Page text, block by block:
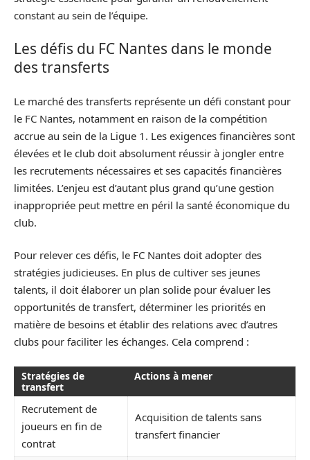
constant au sein de l’équipe.
Les défis du FC Nantes dans le monde
des transferts
Le marché des transferts représente un défi constant pour
le FC Nantes, notamment en raison de la compétition
accrue au sein de la Ligue 1. Les exigences financières sont
élevées et le club doit absolument réussir à jongler entre
les recrutements nécessaires et ses capacités financières
limitées. L’enjeu est d’autant plus grand qu’une gestion
inappropriée peut mettre en péril la santé économique du
club.
Pour relever ces défis, le FC Nantes doit adopter des
stratégies judicieuses. En plus de cultiver ses jeunes
talents, il doit élaborer un plan solide pour évaluer les
opportunités de transfert, déterminer les priorités en
matière de besoins et établir des relations avec d’autres
clubs pour faciliter les échanges. Cela comprend :
Stratégies de
transfert
Actions à mener
Recrutement de
joueurs en fin de
contrat
Acquisition de talents sans
transfert financier